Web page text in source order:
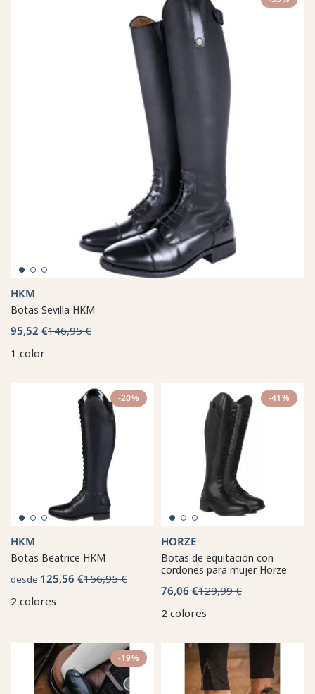
HKM
Botas Sevilla HKM
95,52 €146,95 €
1 color
-20%
HKM
Botas Beatrice HKM
desde 125,56 €156,95 €
2 colores
-41%
HORZE
Botas de equitación con
cordones para mujer Horze
76,06 €129,99 €
2 colores
-19%